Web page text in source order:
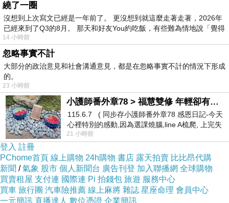
繞了一圈
沒想到上次寫文已經是一年前了。 更沒想到就這麼走著走著，2026年
已經來到了Q3的8月。 那天和好友You約吃飯，有些難為情地說「覺得
14 小時前
忽略事實不計
大部分的政治意見和社會溝通意見，都是在忽略事實不計的情況下形成
的。
23 小時前
小護師番外章78 > 福慧雙修 年輕卻有個老靈魂 ㄑ金剛經〉podcast
115.6.7 ( 同步存小護師番外章78 感恩日記-今天
心裡特別的感動,因為選課燒腦,line A梳爬, 上完失
智課的她,特來傾
21 小時前
登入 註冊
PChome首頁 線上購物 24h購物 書店 露天拍賣 比比昂代購
新聞 /氣象 股市 個人新聞台 廣告刊登 加入聯播網 全球購物
買賣租屋 支付連 國際連 Pi 拍錢包 旅遊 服務中心
買車 旅行團 汽車險推薦 線上麻將 雜誌 星座命理 會員中心
一元簡訊 直播達人 數位憑證 企業簡訊